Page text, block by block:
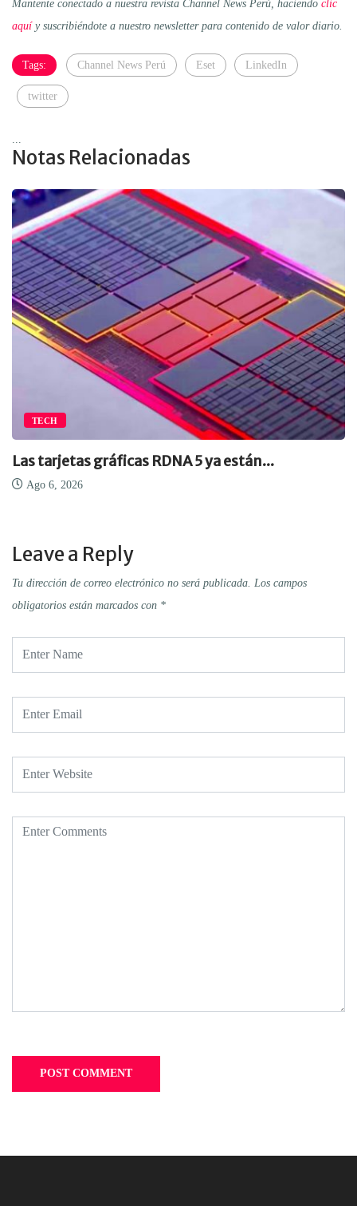
Mantente conectado a nuestra revista Channel News Perú, haciendo clic
aquíy suscribiéndote a nuestro newsletter para contenido de valor diario.
Tags: Channel News Perú Eset LinkedIn
twitter
Notas Relacionadas
TECH
Las tarjetas gráficas RDNA 5 ya están...
Ago 6, 2026
Leave a Reply
Tu dirección de correo electrónico no será publicada. Los campos
obligatorios están marcados con *